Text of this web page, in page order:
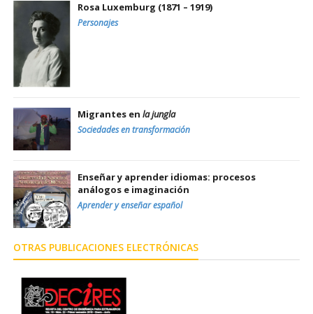
Rosa Luxemburg (1871 – 1919)
Personajes
Migrantes en la jungla
Sociedades en transformación
Enseñar y aprender idiomas: procesos
análogos e imaginación
Aprender y enseñar español
OTRAS PUBLICACIONES ELECTRÓNICAS